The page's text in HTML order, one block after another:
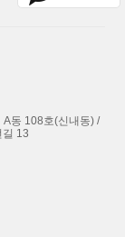
A동 108호(신내동) /
길 13